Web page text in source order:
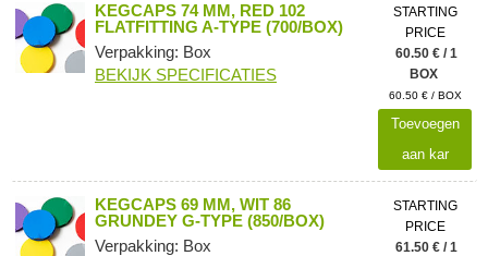
KEGCAPS 74 MM, RED 102
FLATFITTING A-TYPE (700/BOX)
Verpakking: Box
BEKIJK SPECIFICATIES
STARTING
PRICE
60.50 € / 1
BOX
60.50 € / BOX
Toevoegen
aan kar
KEGCAPS 69 MM, WIT 86
GRUNDEY G-TYPE (850/BOX)
Verpakking: Box
STARTING
PRICE
61.50 € / 1